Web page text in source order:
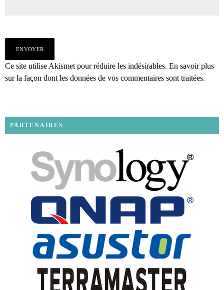
Ce site utilise Akismet pour réduire les indésirables. En savoir plus
sur la façon dont les données de vos commentaires sont traitées.
PARTENAIRES